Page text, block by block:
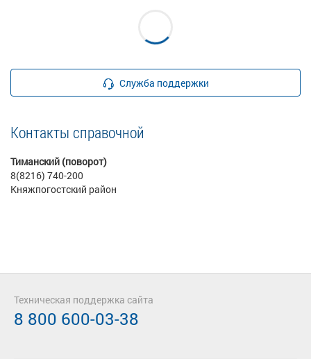
Служба поддержки
Контакты справочной
Тиманский (поворот)
8(8216) 740-200
Княжпогостский район
Техническая поддержка сайта
8 800 600-03-38